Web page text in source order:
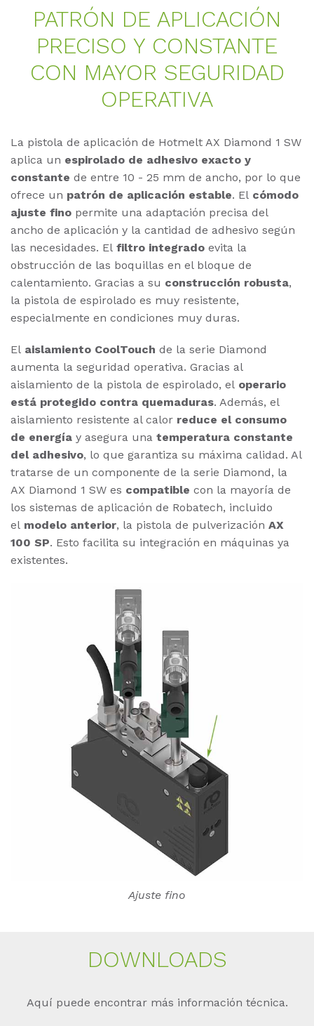
PATRÓN DE AP­LI­CA­CIÓN
PRE­CI­SO Y CON­STAN­TE
CON MA­YOR SE­GU­RI­DAD
OPE­RA­TI­VA
La pistola de aplicación de Hotmelt AX Diamond 1 SW
aplica un espirolado de adhesivo exacto y
constante de entre 10 - 25 mm de ancho, por lo que
ofrece un patrón de aplicación estable. El cómodo
ajuste fino permite una adaptación precisa del
ancho de aplicación y la cantidad de adhesivo según
las necesidades. El filtro integrado evita la
obstrucción de las boquillas en el bloque de
calentamiento. Gracias a su construcción robusta,
la pistola de espirolado es muy resistente,
especialmente en condiciones muy duras.
El aislamiento CoolTouch de la serie Diamond
aumenta la seguridad operativa. Gracias al
aislamiento de la pistola de espirolado, el operario
está protegido contra quemaduras. Además, el
aislamiento resistente al calor reduce el consumo
de energía y asegura una temperatura constante
del adhesivo, lo que garantiza su máxima calidad. Al
tratarse de un componente de la serie Diamond, la
AX Diamond 1 SW es compatible con la mayoría de
los sistemas de aplicación de Robatech, incluido
el modelo anterior, la pistola de pulverización AX
100 SP. Esto facilita su integración en máquinas ya
existentes.
Ajuste fino
DOWN­LOADS
Aquí puede encontrar más información técnica.